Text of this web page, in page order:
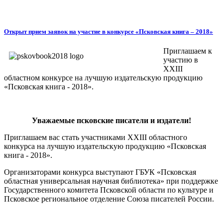
Открыт прием заявок на участие в конкурсе «Псковская книга – 2018»
Приглашаем к
участию в
XXIII
областном конкурсе на лучшую издательскую продукцию
«Псковская книга - 2018».
Уважаемые псковские писатели и издатели!
Приглашаем вас стать участниками XXIII областного
конкурса на лучшую издательскую продукцию «Псковская
книга - 2018».
Организаторами конкурса выступают ГБУК «Псковская
областная универсальная научная библиотека» при поддержке
Государственного комитета Псковской области по культуре и
Псковское региональное отделение Союза писателей России.